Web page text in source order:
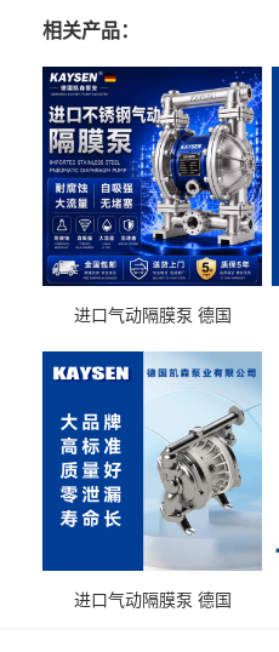
相关产品：
进口气动隔膜泵 德国
送气动泵
进口气动隔膜泵 德国